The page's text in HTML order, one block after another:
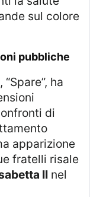
sul colore
pubbliche
di
apparizione
fratelli risale
II nel